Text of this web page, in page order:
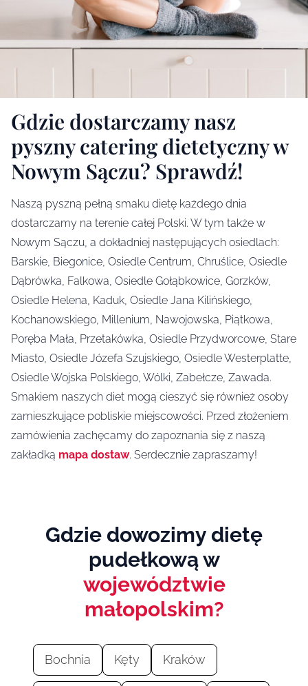
Gdzie dostarczamy nasz
pyszny catering dietetyczny w
Nowym Sączu? Sprawdź!
Naszą pyszną pełną smaku dietę każdego dnia
dostarczamy na terenie całej Polski. W tym także w
Nowym Sączu, a dokładniej następujących osiedlach:
Barskie, Biegonice, Osiedle Centrum, Chruślice, Osiedle
Dąbrówka, Falkowa, Osiedle Gołąbkowice, Gorzków,
Osiedle Helena, Kaduk, Osiedle Jana Kilińskiego,
Kochanowskiego, Millenium, Nawojowska, Piątkowa,
Poręba Mała, Przetakówka, Osiedle Przydworcowe, Stare
Miasto, Osiedle Józefa Szujskiego, Osiedle Westerplatte,
Osiedle Wojska Polskiego, Wólki, Zabełcze, Zawada.
Smakiem naszych diet mogą cieszyć się również osoby
zamieszkujące pobliskie miejscowości. Przed złożeniem
zamówienia zachęcamy do zapoznania się z naszą
zakładką mapa dostaw. Serdecznie zapraszamy!
Gdzie dowozimy dietę
pudełkową w
województwie
małopolskim?
Bochnia Kęty Kraków